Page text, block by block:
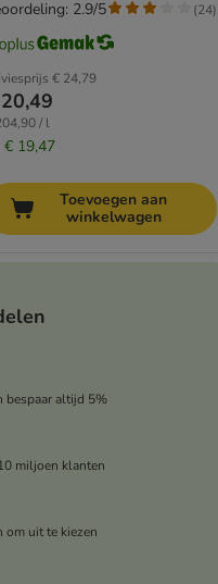
€ 24,79
/ l
€ 19,47
2.9/5 (24)
Toevoegen aan
winkelwagen
bespaar altijd 5%
miljoen klanten
om uit te kiezen